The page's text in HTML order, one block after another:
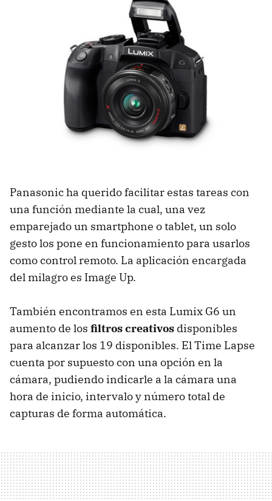
Panasonic ha querido facilitar estas tareas con
una función mediante la cual, una vez
emparejado un smartphone o tablet, un solo
gesto los pone en funcionamiento para usarlos
como control remoto. La aplicación encargada
del milagro es Image Up.
También encontramos en esta Lumix G6 un
aumento de los filtros creativos disponibles
para alcanzar los 19 disponibles. El Time Lapse
cuenta por supuesto con una opción en la
cámara, pudiendo indicarle a la cámara una
hora de inicio, intervalo y número total de
capturas de forma automática.